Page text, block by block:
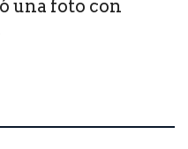
una foto con